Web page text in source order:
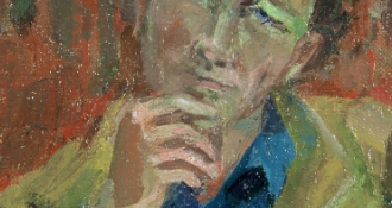
die Laimböck van ’t Hart maakte, is dit